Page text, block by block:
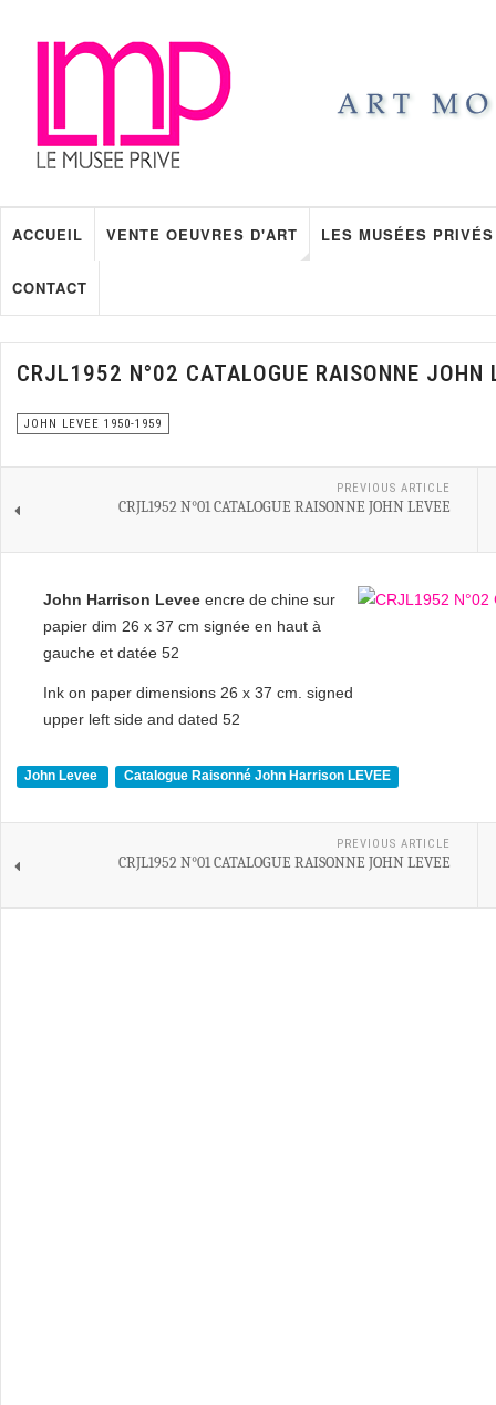
ACCUEIL VENTE OEUVRES D'ART LES MUSÉES PRIVÉS
CONTACT
CRJL1952 N°02 CATALOGUE RAISONNE JOHN
JOHN LEVEE 1950-1959
PREVIOUS ARTICLE
CRJL1952 N°01 CATALOGUE RAISONNE JOHN LEVEE
John Harrison Levee encre de chine sur
papier dim 26 x 37 cm signée en haut à
gauche et datée 52
Ink on paper dimensions 26 x 37 cm. signed
upper left side and dated 52
John Levee Catalogue Raisonné John Harrison LEVEE
PREVIOUS ARTICLE
CRJL1952 N°01 CATALOGUE RAISONNE JOHN LEVEE